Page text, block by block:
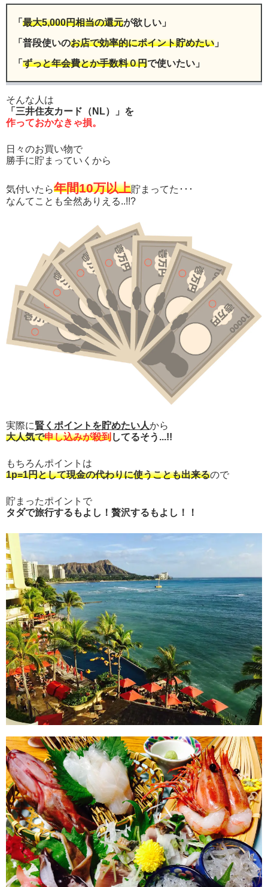
「 最大5,000円相当の還元が欲しい」
「普段使いのお店で効率的にポイント貯めたい 」
「 ずっと年会費とか手数料０円で使いたい」
そんな人は
「三井住友カード（NL）」を
作っておかなきゃ損。
日々のお買い物で
勝手に貯まっていくから
気付いたら年間10万以上貯まってた･･･
なんてことも全然ありえる..!!?
実際に賢くポイントを貯めたい人から
大人気で申し込みが殺到してるそう...!!
もちろんポイントは
1p=1円として現金の代わりに使うことも出来るので
貯まったポイントで
タダで旅行するもよし！贅沢するもよし！！